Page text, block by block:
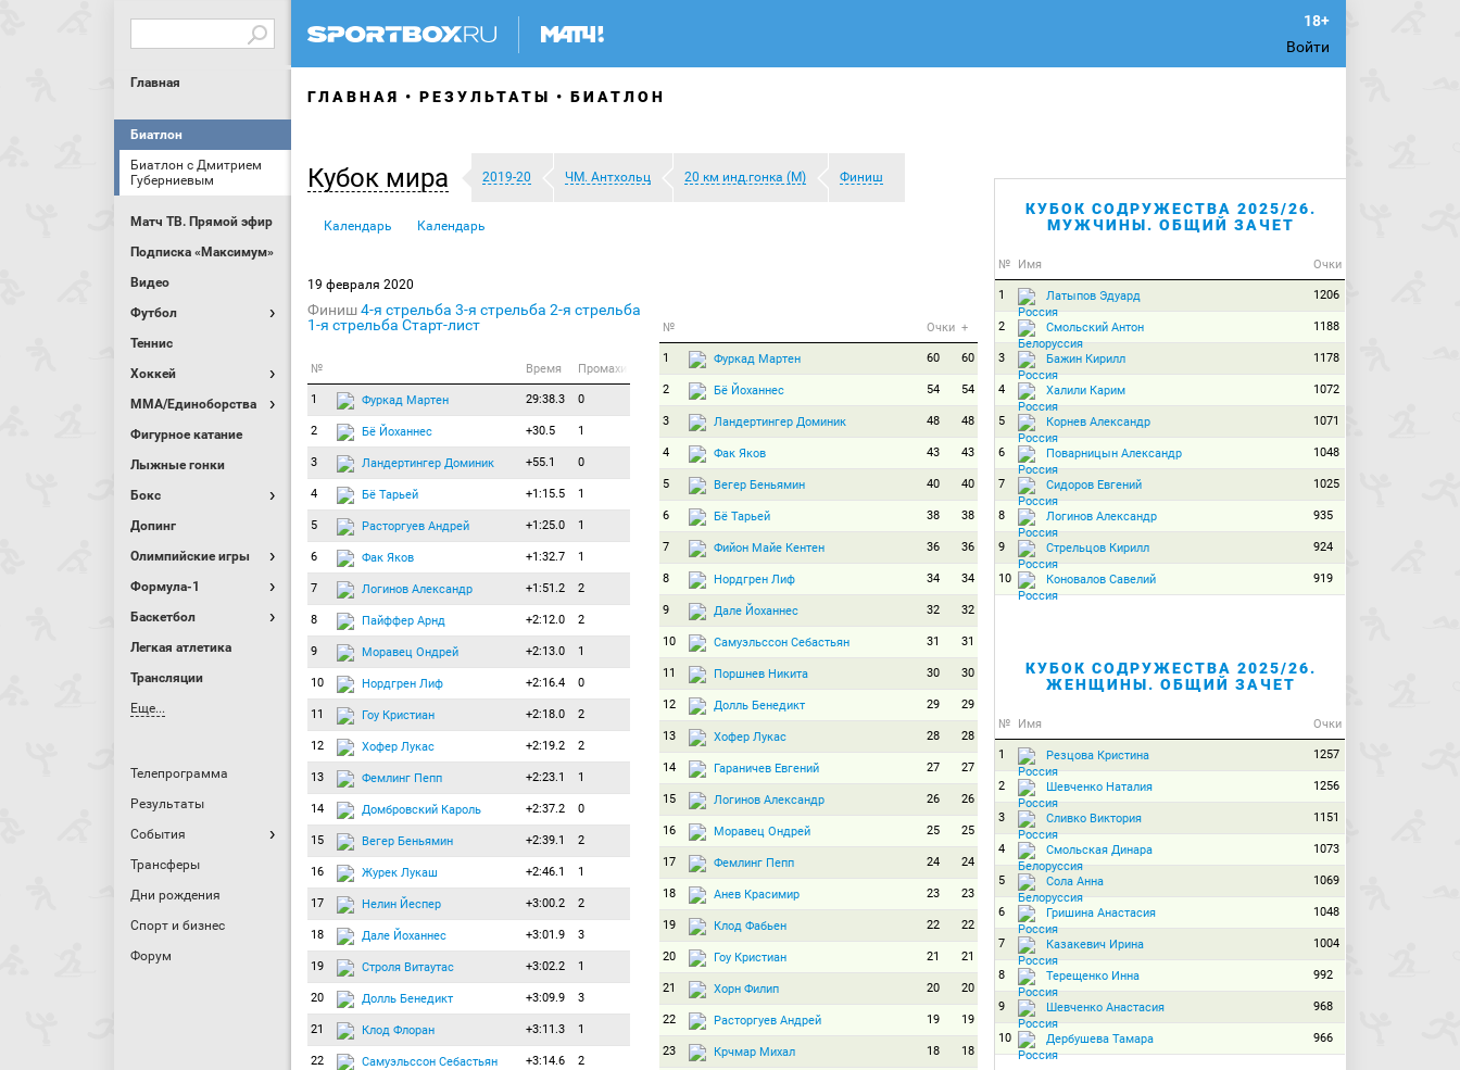
Войти
Главная
Биатлон
Биатлон с Дмитрием
Губерниевым
Матч ТВ. Прямой эфир
Подписка «Максимум»
Видео
Футбол
Теннис
Хоккей
MMA/Единоборства
Фигурное катание
Лыжные гонки
Бокс
Допинг
Олимпийские игры
Формула-1
Баскетбол
Легкая атлетика
Трансляции
Еще...
Телепрограмма
Результаты
События
Трансферы
Дни рождения
Спорт и бизнес
Форум
ГЛАВНАЯ РЕЗУЛЬТАТЫ БИАТЛОН
Кубок мира 2019-20 ЧМ. Антхольц 20 км инд.гонка (М) Финиш
Календарь Календарь
19 февраля 2020
Финиш4-я стрельба 3-я стрельба 2-я стрельба
1-я стрельба Старт-лист
№ Время Промахи
1 Фуркад Мартен 29:38.3 0
2 Бё Йоханнес +30.5 1
3 Ландертингер Доминик +55.1 0
4 Бё Тарьей +1:15.5 1
5 Расторгуев Андрей +1:25.0 1
6 Фак Яков +1:32.7 1
7 Логинов Александр +1:51.2 2
8 Пайффер Арнд +2:12.0 2
9 Моравец Ондрей +2:13.0 1
10 Нордгрен Лиф +2:16.4 0
11 Гоу Кристиан +2:18.0 2
12 Хофер Лукас +2:19.2 2
13 Фемлинг Пепп +2:23.1 1
14 Домбровский Кароль +2:37.2 0
15 Вегер Беньямин +2:39.1 2
16 Журек Лукаш +2:46.1 1
17 Нелин Йеспер +3:00.2 2
18 Дале Йоханнес +3:01.9 3
19 Строля Витаутас +3:02.2 1
20 Долль Бенедикт +3:09.9 3
21 Клод Флоран +3:11.3 1
22 Самуэльссон Себастьян +3:14.6 2
№ Очки +
1 Фуркад Мартен 60 60
2 Бё Йоханнес 54 54
3 Ландертингер Доминик 48 48
4 Фак Яков 43 43
5 Вегер Беньямин 40 40
6 Бё Тарьей 38 38
7 Фийон Майе Кентен 36 36
8 Нордгрен Лиф 34 34
9 Дале Йоханнес 32 32
10 Самуэльссон Себастьян 31 31
11 Поршнев Никита 30 30
12 Долль Бенедикт 29 29
13 Хофер Лукас 28 28
14 Гараничев Евгений 27 27
15 Логинов Александр 26 26
16 Моравец Ондрей 25 25
17 Фемлинг Пепп 24 24
18 Анев Красимир 23 23
19 Клод Фабьен 22 22
20 Гоу Кристиан 21 21
21 Хорн Филип 20 20
22 Расторгуев Андрей 19 19
23 Крчмар Михал 18 18
КУБОК СОДРУЖЕСТВА 2025/26.
МУЖЧИНЫ. ОБЩИЙ ЗАЧЕТ
№ Имя Очки
1 Латыпов Эдуард 1206
2 Смольский Антон 1188
3 Бажин Кирилл 1178
4 Халили Карим 1072
5 Корнев Александр 1071
6 Поварницын Александр 1048
7 Сидоров Евгений 1025
8 Логинов Александр 935
9 Стрельцов Кирилл 924
10 Коновалов Савелий 919
КУБОК СОДРУЖЕСТВА 2025/26.
ЖЕНЩИНЫ. ОБЩИЙ ЗАЧЕТ
№ Имя Очки
1 Резцова Кристина 1257
2 Шевченко Наталия 1256
3 Сливко Виктория 1151
4 Смольская Динара 1073
5 Сола Анна 1069
6 Гришина Анастасия 1048
7 Казакевич Ирина 1004
8 Терещенко Инна 992
9 Шевченко Анастасия 968
10 Дербушева Тамара 966